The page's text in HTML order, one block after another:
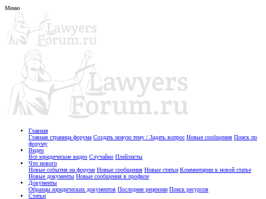
Меню
Главная
Главная страница форума Создать новую тему / Задать вопрос Новые сообщения Поиск по
форуму
Видео
Все юридические видео Случайно Плейлисты
Что нового
Новые события на форуме Новые сообщения Новые статьи Комментарии к новой статье
Новые документы Новые сообщения в профиле
Документы
Образцы юридических документов Последние рецензии Поиск ресурсов
Статьи